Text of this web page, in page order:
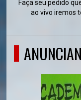
Faça seu pedido
ao vivo iremos